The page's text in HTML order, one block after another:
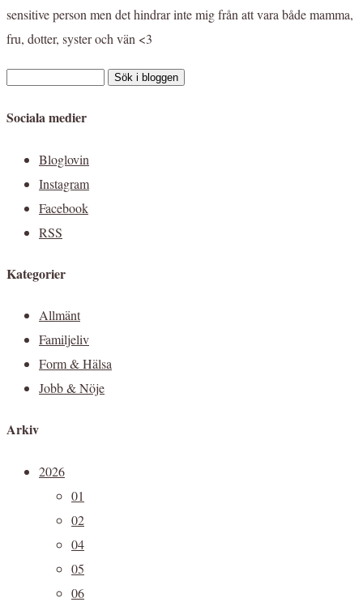
sensitive person men det hindrar inte mig från att vara både mamma,
fru, dotter, syster och vän <3
Sociala medier
Bloglovin
Instagram
Facebook
RSS
Kategorier
Allmänt
Familjeliv
Form & Hälsa
Jobb & Nöje
Arkiv
2026
01
02
04
05
06